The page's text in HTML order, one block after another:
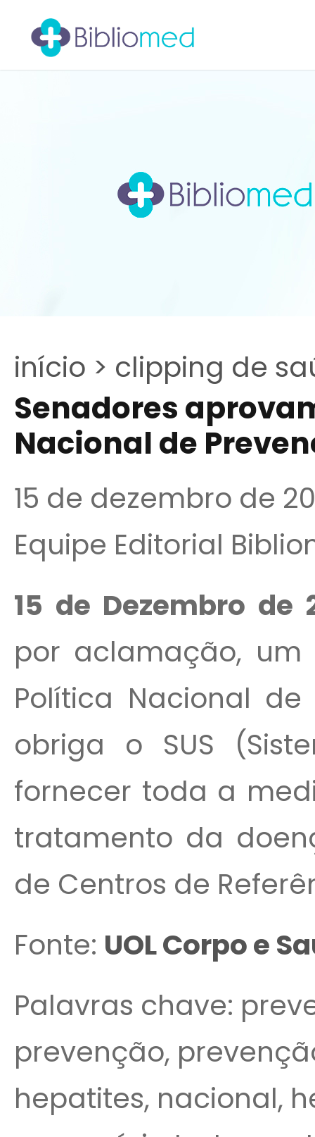
início > clipping de
Senadores
Nacional de
15 de dezembro de
Equipe Editorial
15 de Dezembro de
por aclamação,
Política Nacional
obriga o SUS
fornecer toda a
tratamento da
de Centros de
Fonte: UOL Corpo e
Palavras chave:
prevenção,
hepatites, nacional,